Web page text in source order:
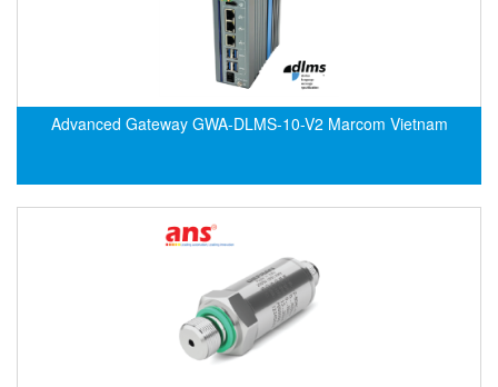
Ecom-EX
Edward
EES
Elands Cable Vietnam
Advanced Gateway GWA-DLMS-10-V2 Marcom Vietnam